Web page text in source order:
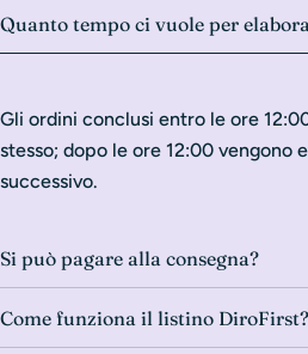
Quanto tempo ci vuole per
Gli ordini conclusi entro le ore
stesso; dopo le ore 12:00 vengono
successivo.
Si può pagare alla consegna?
Come funziona il listino DiroFirst?